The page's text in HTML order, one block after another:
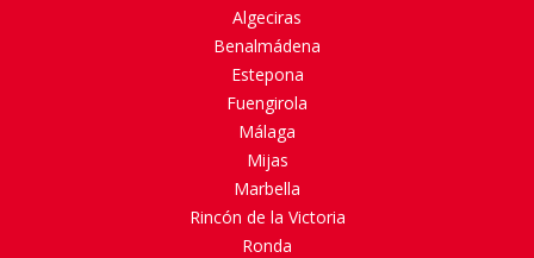
Algeciras
Benalmádena
Estepona
Fuengirola
Málaga
Mijas
Marbella
Rincón de la Victoria
Ronda